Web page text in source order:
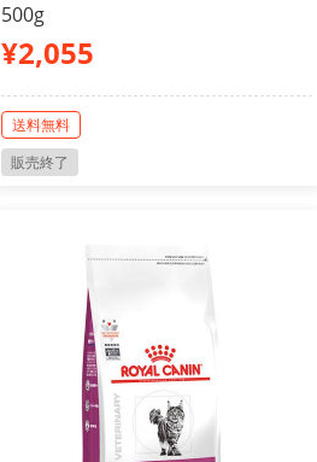
500g
¥2,055
送料無料
販売終了